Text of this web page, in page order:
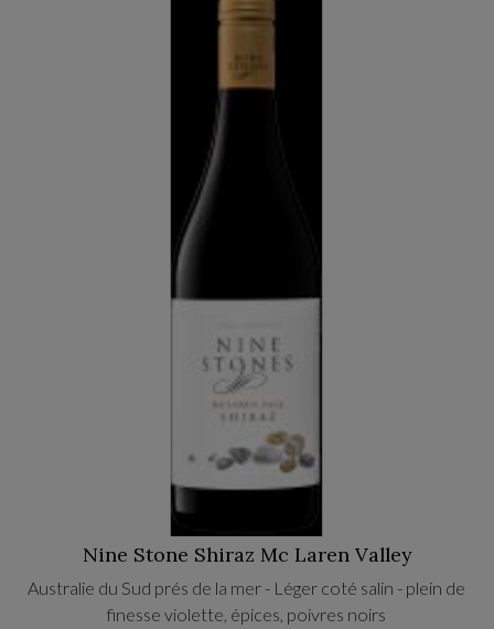
Nine Stone Shiraz Mc Laren Valley
Australie du Sud prés de la mer - Léger coté salin - plein de
finesse violette, épices, poivres noirs